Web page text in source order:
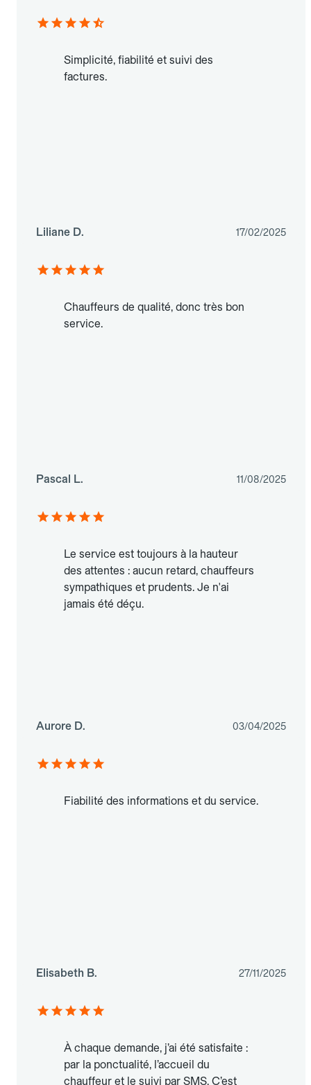
Simplicité, fiabilité et suivi des
factures.
Liliane D. 17/02/2025
Chauffeurs de qualité, donc très bon
service.
Pascal L. 11/08/2025
Le service est toujours à la hauteur
des attentes : aucun retard, chauffeurs
sympathiques et prudents. Je n'ai
jamais été déçu.
Aurore D. 03/04/2025
Fiabilité des informations et du service.
Elisabeth B. 27/11/2025
À chaque demande, j’ai été satisfaite :
par la ponctualité, l’accueil du
chauffeur et le suivi par SMS. C’est